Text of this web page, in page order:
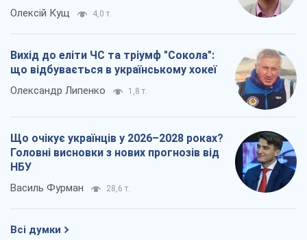
Олексій Кущ 4,0 т.
Вихід до еліти ЧС та тріумф "Сокола":
що відбувається в українському хокеї
Олександр Липенко 1,8 т.
Що очікує українців у 2026–2028 роках?
Головні висновки з нових прогнозів від
НБУ
Василь Фурман 28,6 т.
Всі думки